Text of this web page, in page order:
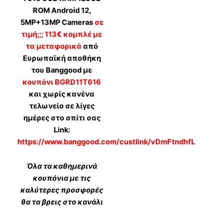
ROM Android 12,
5MP+13MP Cameras σε
τιμή;;; 113€ κομπλέ με
τα μεταφορικά από
Ευρωπαϊκή αποθήκη
του Banggood με
κουπόνι BGRD11T616
και χωρίς κανένα
τελωνείο σε λίγες
ημέρες στο σπίτι σας
Link:
https://www.banggood.com/custlink/vDmFtndhfL
Όλα τα καθημερινά
κουπόνια με τις
καλύτερες προσφορές
θα τα βρεις στο κανάλι